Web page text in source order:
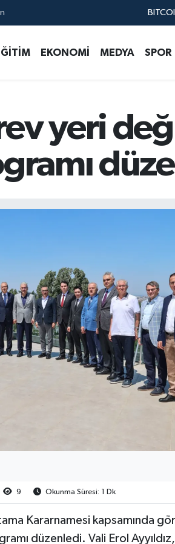
EKONOMİ MEDYA SPOR
yeri
9 Okunma Süresi: 1 Dk
Kararnamesi kapsamında
düzenledi. Vali Erol